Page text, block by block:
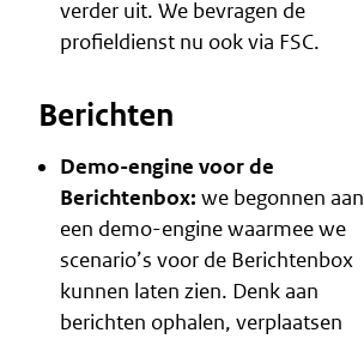
verder uit. We bevragen de
profieldienst nu ook via FSC.
Berichten
Demo-engine voor de
Berichtenbox: we begonnen aan
een demo-engine waarmee we
scenario’s voor de Berichtenbox
kunnen laten zien. Denk aan
berichten ophalen, verplaatsen